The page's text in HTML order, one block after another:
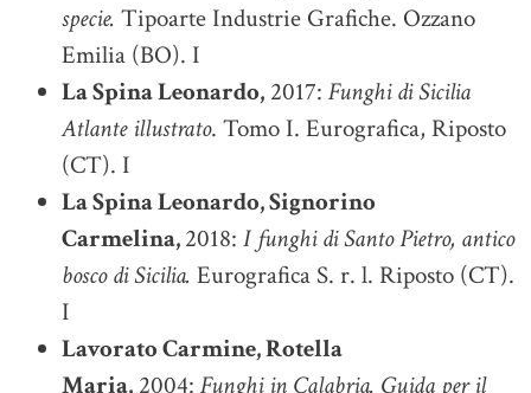
specie. Tipoarte Industrie Grafiche. Ozzano
Emilia (BO). I
La Spina Leonardo, 2017: Funghi di Sicilia
Atlante illustrato. Tomo I. Eurografica, Riposto
(CT). I
La Spina Leonardo, Signorino
Carmelina,2018: I funghi di Santo Pietro, antico
bosco di Sicilia. Eurografica S. r. l. Riposto (CT).
I
Lavorato Carmine, Rotella
Maria, 2004: Funghi in Calabria. Guida per il